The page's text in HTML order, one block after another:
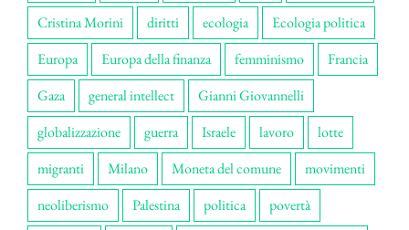
Cristina Morini
diritti ecologia
Ecologia politica
Europa
Europa della finanza femminismo
Francia
Gaza
general intellect
Gianni Giovannelli
globalizzazione
guerra Israele lavoro
lotte
migranti
Milano Moneta del comune
movimenti
neoliberismo
Palestina politica povertà